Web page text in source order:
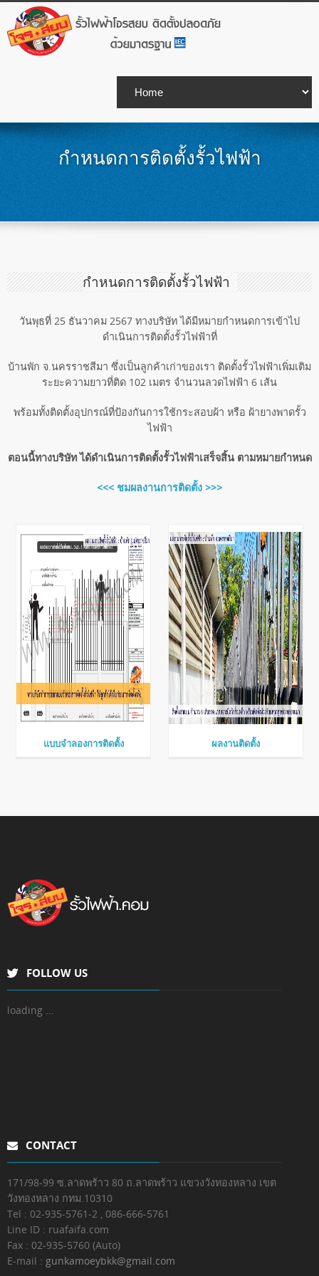
กำหนดการติดตั้งรั้วไฟฟ้า
กำหนดการติดตั้งรั้วไฟฟ้า
วันพุธที่ 25 ธันวาคม 2567 ทางบริษัท ได้มีหมายกำหนดการเข้าไป
ดำเนินการติดตั้งรั้วไฟฟ้าที่
บ้านพัก จ.นครราชสีมา ซึ่งเป็นลูกค้าเก่าของเรา ติดตั้งรั้วไฟฟ้าเพิ่มเติม
ระยะความยาวที่ติด 102 เมตร จำนวนลวดไฟฟ้า 6 เส้น
พร้อมทั้งติดตั้งอุปกรณ์ที่ป้องกันการใช้กระสอบผ้า หรือ ผ้ายางพาดรั้ว
ไฟฟ้า
ตอนนี้ทางบริษัท ได้ดำเนินการติดตั้งรั้วไฟฟ้าเสร็จสิ้น ตามหมายกำหนด
<<< ชมผลงานการติดตั้ง >>>
แบบจำลองการติดตั้ง ผลงานติดตั้ง
FOLLOW US
loading ...
CONTACT
171/98-99 ซ.ลาดพร้าว 80 ถ.ลาดพร้าว แขวงวังทองหลาง เขต
วังทองหลาง กทม.10310
Tel : 02-935-5761-2 , 086-666-5761
Line ID : ruafaifa.com
Fax : 02-935-5760 (Auto)
E-mail : gunkamoeybkk@gmail.com